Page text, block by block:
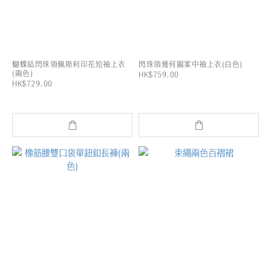
蝴蝶結閃珠領佩斯利印花短袖上衣
(兩色)
HK$729.00
閃珠領幾何圖案中袖上衣(白色)
HK$759.00